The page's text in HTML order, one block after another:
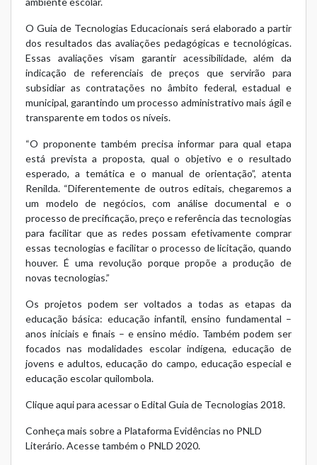
O Guia de Tecnologias Educacionais será elaborado a partir
dos resultados das avaliações pedagógicas e tecnológicas.
Essas avaliações visam garantir acessibilidade, além da
indicação de referenciais de preços que servirão para
subsidiar as contratações no âmbito federal, estadual e
municipal, garantindo um processo administrativo mais ágil e
transparente em todos os níveis.
“O proponente também precisa informar para qual etapa
está prevista a proposta, qual o objetivo e o resultado
esperado, a temática e o manual de orientação”, atenta
Renilda. “Diferentemente de outros editais, chegaremos a
um modelo de negócios, com análise documental e o
processo de precificação, preço e referência das tecnologias
para facilitar que as redes possam efetivamente comprar
essas tecnologias e facilitar o processo de licitação, quando
houver. É uma revolução porque propõe a produção de
novas tecnologias.”
Os projetos podem ser voltados a todas as etapas da
educação básica: educação infantil, ensino fundamental –
anos iniciais e finais – e ensino médio. Também podem ser
focados nas modalidades escolar indígena, educação de
jovens e adultos, educação do campo, educação especial e
educação escolar quilombola.
Cliqueaquipara acessar o Edital Guia de Tecnologias 2018.
Conheça mais sobre a Plataforma Evidências no PNLD
Literário. Acesse também o PNLD 2020.